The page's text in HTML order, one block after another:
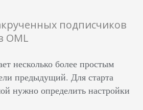
подписчиков
OML
несколько более простым
предыдущий. Для старта
нужно определить настройки